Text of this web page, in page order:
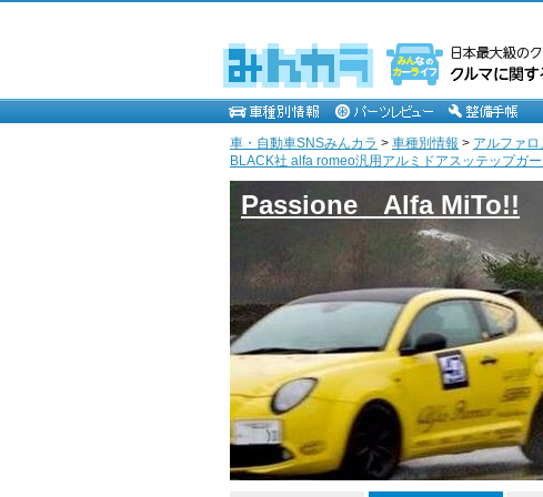
車・自動車SNSみんカラ > 車種別情報 > アルファロ
BLACK社 alfa romeo汎用アルミドアスッテップガ
Passione Alfa MiTo!!